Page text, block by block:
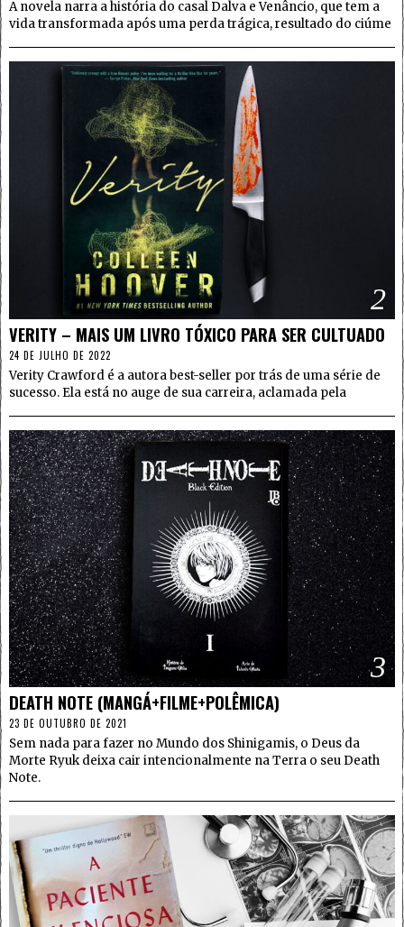
A novela narra a história do casal Dalva e Venâncio, que tem a
vida transformada após uma perda trágica, resultado do ciúme
2
VERITY – MAIS UM LIVRO TÓXICO PARA SER CULTUADO
24 DE JULHO DE 2022
Verity Crawford é a autora best-seller por trás de uma série de
sucesso. Ela está no auge de sua carreira, aclamada pela
3
DEATH NOTE (MANGÁ+FILME+POLÊMICA)
23 DE OUTUBRO DE 2021
Sem nada para fazer no Mundo dos Shinigamis, o Deus da
Morte Ryuk deixa cair intencionalmente na Terra o seu Death
Note.